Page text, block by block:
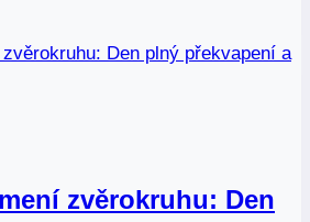
Tajemství
zvěrokruhu: Den